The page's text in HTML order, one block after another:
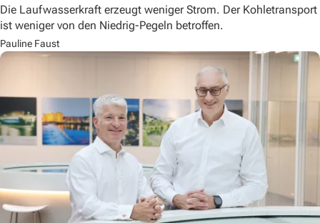
Die Laufwasserkraft erzeugt weniger Strom. Der Kohletransport
ist weniger von den Niedrig-Pegeln betroffen.
Pauline Faust